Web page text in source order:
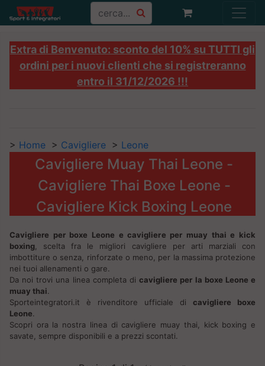
Extra di Benvenuto: sconto del 10% su TUTTI gli
ordini per i nuovi clienti che si registreranno
entro il 31/12/2026 !!!
> Home > Cavigliere > Leone
Cavigliere Muay Thai Leone -
Cavigliere Thai Boxe Leone -
Cavigliere Kick Boxing Leone
Cavigliere per boxe Leone e cavigliere per muay thai e kick
boxing , scelta fra le migliori cavigliere per arti marziali con
imbottiture o senza, rinforzate o meno, per la massima protezione
nei tuoi allenamenti o gare.
Da noi trovi una linea completa dicavigliere per la boxe Leone e
muay thai.
Sporteintegratori.it è rivenditore ufficiale di cavigliere boxe
Leone.
Scopri ora la nostra linea di cavigliere muay thai, kick boxing e
savate, sempre disponibili e a prezzi scontati.